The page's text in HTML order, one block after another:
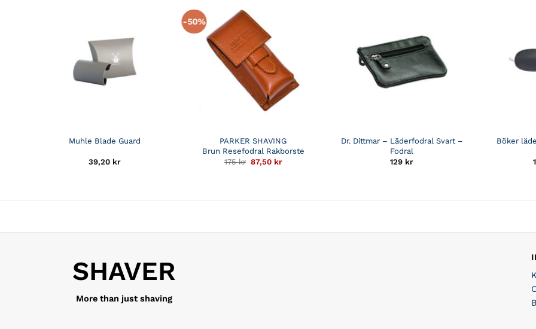
Muhle Blade Guard
39,20 kr
-50%
PARKER SHAVING
Brun Resefodral Rakborste
175kr Det
87,50 krDet
Dr. Dittmar – Läderfodral Svart –
Fodral
129 kr
Böker
SHAVER
More than just shaving